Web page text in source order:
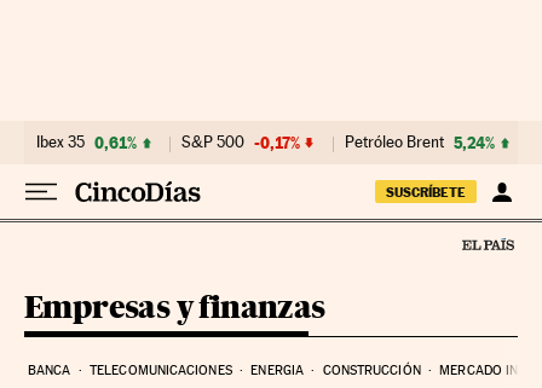
Ibex 35 0,61% S&P 500 -0,17% Petróleo Brent 5,24%
SUSCRÍBETE
Empresas y finanzas
BANCA TELECOMUNICACIONES ENERGIA CONSTRUCCIÓN MERCADO